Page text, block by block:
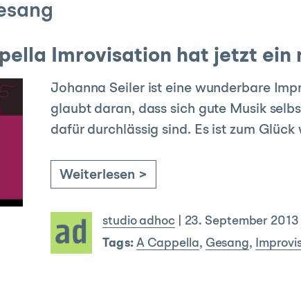
Imrovisation hat jetzt ein
Johanna Seiler ist eine wunderbare
glaubt daran, dass sich gute Musik
dafür durchlässig sind. Es ist zum
Weiterlesen >
studio adhoc 23. September 2013
Tags: A Cappella, Gesang,